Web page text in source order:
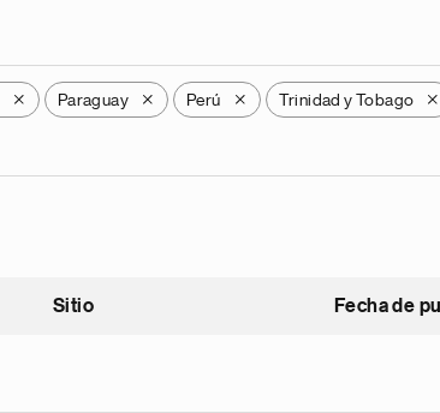
X Paraguay X Perú X Trinidad y Tobago X
Sitio Fecha de